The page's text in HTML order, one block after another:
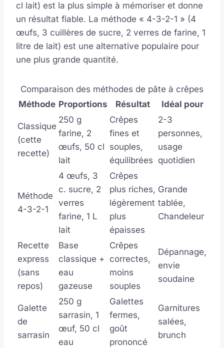
cl lait) est la plus simple à mémoriser et donne
un résultat fiable. La méthode « 4-3-2-1 » (4
œufs, 3 cuillères de sucre, 2 verres de farine, 1
litre de lait) est une alternative populaire pour
une plus grande quantité.
Comparaison des méthodes de pâte à crêpes
Méthode Proportions Résultat Idéal pour
Classique
(cette
recette)
250 g
farine, 2
œufs, 50 cl
lait
Crêpes
fines et
souples,
équilibrées
2-3
personnes,
usage
quotidien
Méthode
4-3-2-1
4 œufs, 3
c. sucre, 2
verres
farine, 1 L
lait
Crêpes
plus riches,
légèrement
plus
épaisses
Grande
tablée,
Chandeleur
Recette
express
(sans
repos)
Base
classique +
eau
gazeuse
Crêpes
correctes,
moins
souples
Dépannage,
envie
soudaine
Galette
de
sarrasin
250 g
sarrasin, 1
œuf, 50 cl
eau
Galettes
fermes,
goût
prononcé
Garnitures
salées,
brunch